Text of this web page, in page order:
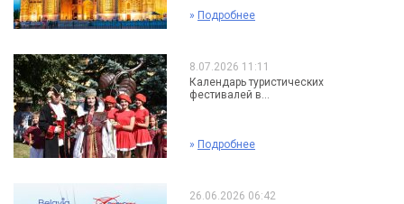
» Подробнее
8.07.2026 11:11
Календарь туристических
фестивалей в...
» Подробнее
26.06.2026 06:42